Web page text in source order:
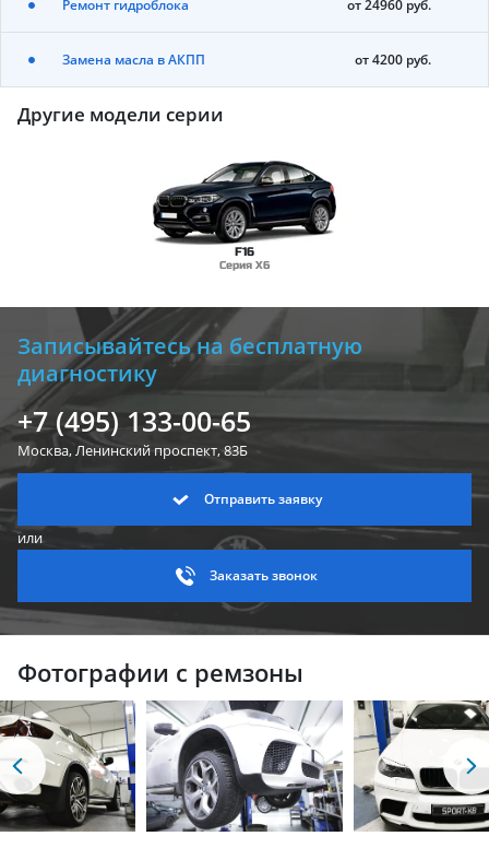
Ремонт гидроблока от 24960 руб.
Замена масла в АКПП от 4200 руб.
Другие модели серии
F16
Серия X6
Записывайтесь на бесплатную
диагностику
+7 (495) 133-00-65
Москва, Ленинскийпроспект, 83Б
Отправить заявку
или
Заказать звонок
Фотографии с ремзоны